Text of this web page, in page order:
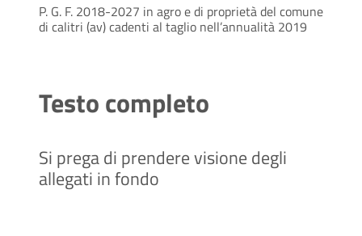
P. G. F. 2018-2027 in agro e di proprietà del comune
di calitri (av) cadenti al taglio nell’annualità 2019
Testo completo
Si prega di prendere visione degli
allegati in fondo